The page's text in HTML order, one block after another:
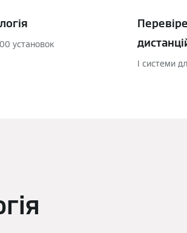
установок
І системи